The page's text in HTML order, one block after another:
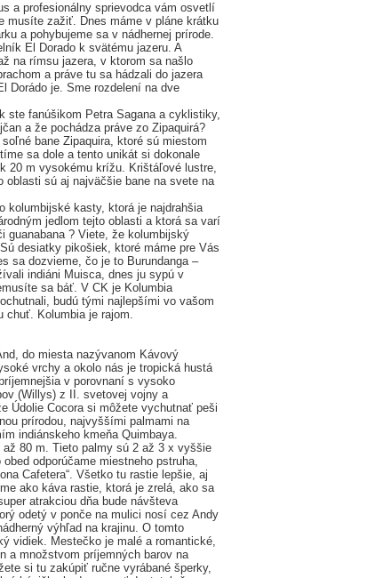
a profesionálny sprievodca vám osvetlí
musíte zažiť. Dnes máme v pláne krátku
a pohybujeme sa v nádhernej prírode.
El Dorado k svätému jazeru. A
na rímsu jazera, v ktorom sa našlo
a práve tu sa hádzali do jazera
Dorádo je. Sme rozdelení na dve
ste fanúšikom Petra Sagana a cyklistiky,
a že pochádza práve zo Zipaquirá?
bane Zipaquira, ktoré sú miestom
sa dole a tento unikát si dokonale
20 m vysokému krížu. Krištáľové lustre,
oblasti sú aj najväčšie bane na svete na
kolumbijské kasty, ktorá je najdrahšia
jedlom tejto oblasti a ktorá sa varí
guanabana ? Viete, že kolumbijský
desiatky pikošiek, ktoré máme pre Vás
sa dozvieme, čo je to Burundanga –
indiáni Muisca, dnes ju sypú v
sa báť. V CK je Kolumbia
budú tými najlepšími vo vašom
chuť. Kolumbia je rajom.
do miesta nazývanom Kávový
vrchy a okolo nás je tropická hustá
v porovnaní s vysoko
(Willys) z II. svetovej vojny a
Údolie Cocora si môžete vychutnať peši
prírodou, najvyššími palmami na
indiánskeho kmeňa Quimbaya.
až 80 m. Tieto palmy sú 2 až 3 x vyššie
odporúčame miestneho pstruha,
Cafetera“. Všetko tu rastie lepšie, aj
ako káva rastie, ktorá je zrelá, ako sa
atrakciou dňa bude návšteva
odetý v ponče na mulici nosí cez Andy
výhľad na krajinu. O tomto
vidiek. Mestečko je malé a romantické,
a množstvom príjemných barov na
si tu zakúpiť ručne vyrábané šperky,